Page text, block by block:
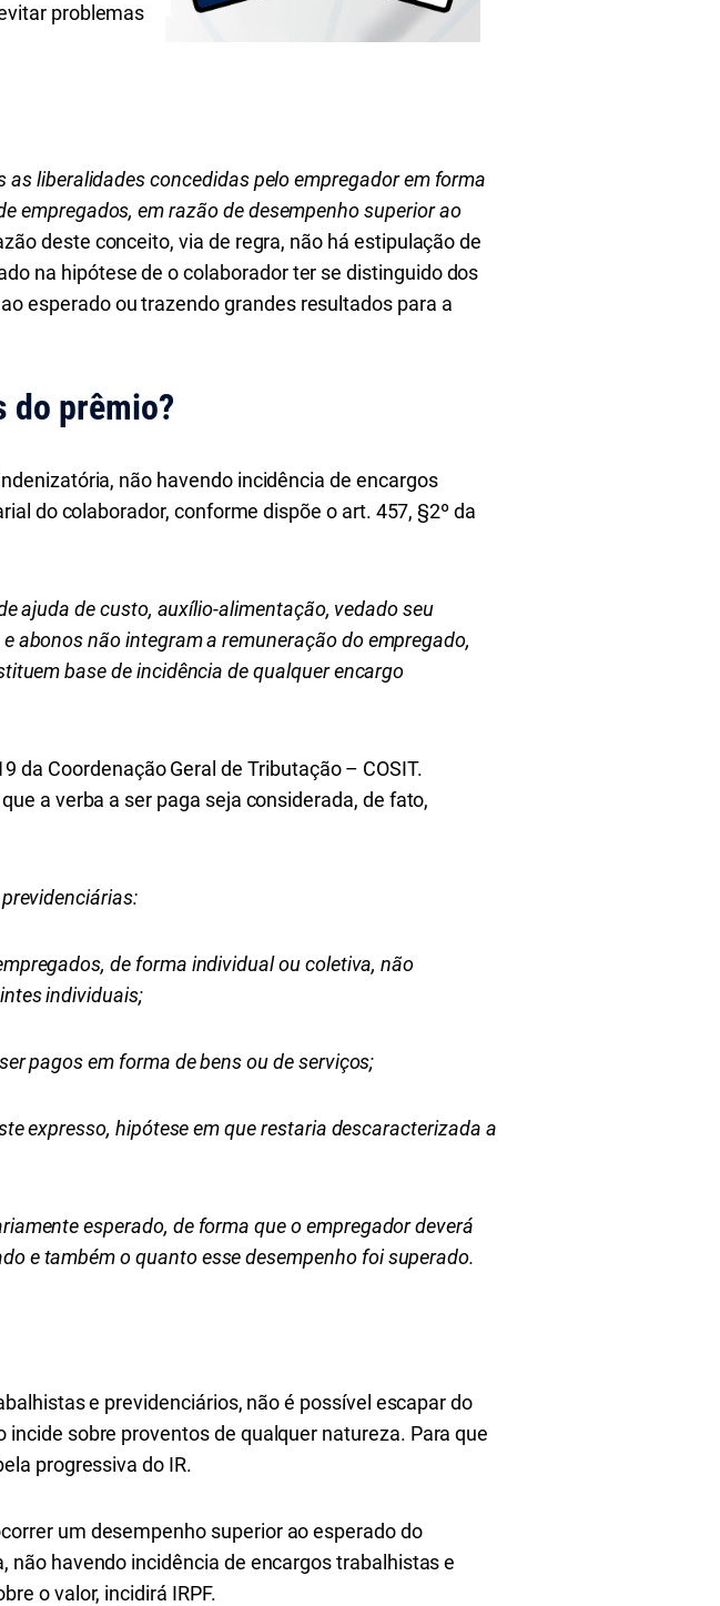
problemas
as liberalidades concedidas pelo empregador em forma
empregados, em razão de desempenho superior ao
deste conceito, via de regra, não há estipulação de
na hipótese de o colaborador ter se distinguido dos
esperado ou trazendo grandes resultados para a
do prêmio?
não havendo incidência de encargos
do colaborador, conforme dispõe o art. 457, §2º da
ajuda de custo, auxílio-alimentação, vedado seu
abonos não integram a remuneração do empregado,
base de incidência de qualquer encargo
Coordenação Geral de Tributação – COSIT.
a verba a ser paga seja considerada, de fato,
de forma individual ou coletiva, não
individuais;
pagos em forma de bens ou de serviços;
expresso, hipótese em que restaria descaracterizada a
esperado, de forma que o empregador deverá
e também o quanto esse desempenho foi superado.
e previdenciários, não é possível escapar do
sobre proventos de qualquer natureza. Para que
progressiva do IR.
um desempenho superior ao esperado do
não havendo incidência de encargos trabalhistas e
o valor, incidirá IRPF.